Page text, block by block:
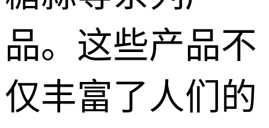
品。这些产品不
仅丰富了人们的